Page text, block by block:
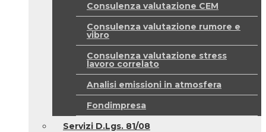
Consulenza valutazione CEM
Consulenza valutazione rumore e
vibro
Consulenza valutazione stress
lavoro correlato
Analisi emissioni in atmosfera
Fondimpresa
Servizi D.Lgs. 81/08